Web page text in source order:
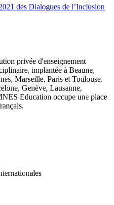
des Dialogues de l’Inclusion
privée d'enseignement
implantée à Beaune,
Marseille, Paris et Toulouse.
Genève, Lausanne,
Education occupe une place